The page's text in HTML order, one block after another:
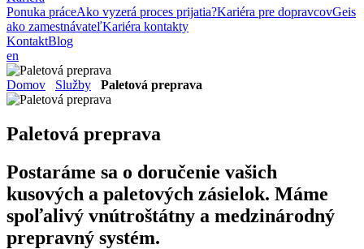
Ponuka práceAko vyzerá proces prijatia?Kariéra pre dopravcovGeis
ako zamestnávateľKariéra kontakty
KontaktBlog
en
Domov Služby Paletová preprava
Paletová preprava
Postaráme sa o doručenie vašich
kusových a paletových zásielok. Máme
spoľalivý vnútroštátny a medzinárodný
prepravný systém.